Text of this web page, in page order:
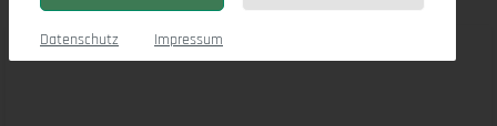
Bildergalerie überspringen
Datenschutz Impressum